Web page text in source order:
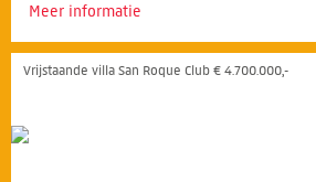
Meer informatie
Vrijstaande villa San Roque Club € 4.700.000,-